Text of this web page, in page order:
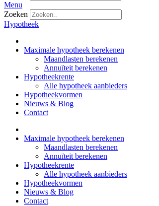
Menu
Zoeken
Hypotheek
Maximale hypotheek berekenen
Maandlasten berekenen
Annuïteit berekenen
Hypotheekrente
Alle hypotheek aanbieders
Hypotheekvormen
Nieuws & Blog
Contact
Maximale hypotheek berekenen
Maandlasten berekenen
Annuïteit berekenen
Hypotheekrente
Alle hypotheek aanbieders
Hypotheekvormen
Nieuws & Blog
Contact